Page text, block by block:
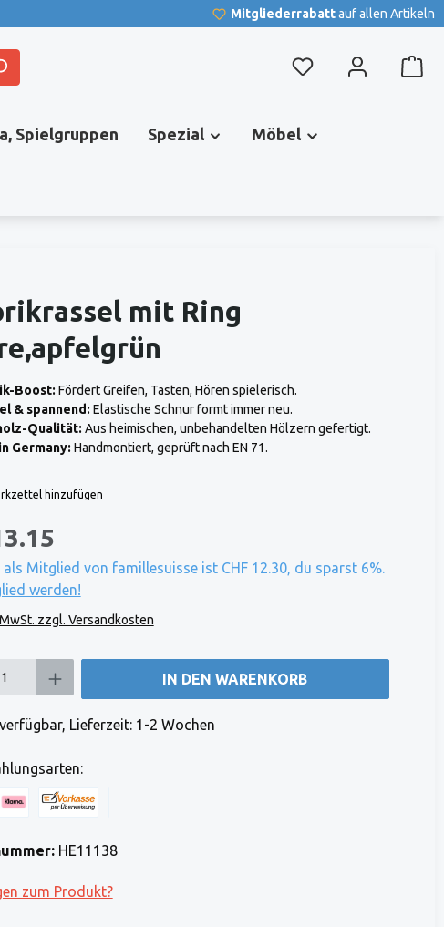
Mitgliederrabattauf allen Artikeln
Du hast 0 Produkte
Spielgruppen Spezial Möbel
mit Ring
Boost: Fördert Greifen, Tasten, Hören spielerisch.
& spannend: Elastische Schnur formt immer neu.
Qualität: Aus heimischen, unbehandelten Hölzern gefertigt.
Germany: Handmontiert, geprüft nach EN 71.
hinzufügen
als Mitglied von famillesuisse ist CHF 12.30, du sparst 6%.
werden!
zzgl. Versandkosten
IN DEN WARENKORB
Lieferzeit: 1-2 Wochen
HE11138
zum Produkt?